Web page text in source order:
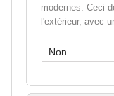
modernes. Ceci
l'extérieur, avec
Non